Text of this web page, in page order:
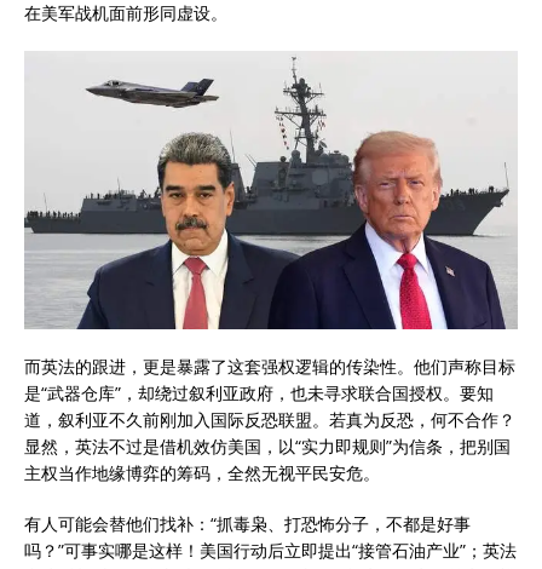
在美军战机面前形同虚设。
而英法的跟进，更是暴露了这套强权逻辑的传染性。他们声称目标
是“武器仓库”，却绕过叙利亚政府，也未寻求联合国授权。要知
道，叙利亚不久前刚加入国际反恐联盟。若真为反恐，何不合作？
显然，英法不过是借机效仿美国，以“实力即规则”为信条，把别国
主权当作地缘博弈的筹码，全然无视平民安危。
有人可能会替他们找补：“抓毒枭、打恐怖分子，不都是好事
吗？”可事实哪是这样！美国行动后立即提出“接管石油产业”；英法